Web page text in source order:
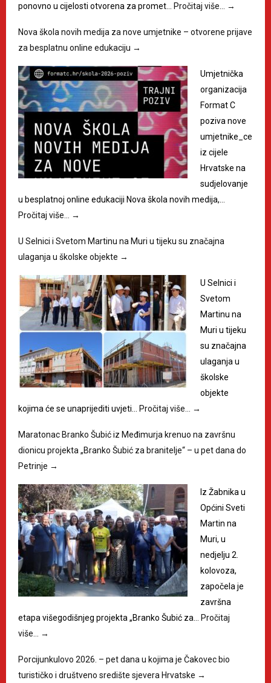
ponovno u cijelosti otvorena za promet…
Pročitaj više… →
Nova škola novih medija za nove umjetnike – otvorene prijave
za besplatnu online edukaciju →
Umjetnička
organizacija
Format C
poziva nove
umjetnike_ce
iz cijele
Hrvatske na
sudjelovanje
u besplatnoj online edukaciji Nova škola novih medija,…
Pročitaj više…
→
U Selnici i Svetom Martinu na Muri u tijeku su značajna
ulaganja u školske objekte →
U Selnici i
Svetom
Martinu na
Muri u tijeku
su značajna
ulaganja u
školske
objekte
kojima će se unaprijediti uvjeti…
Pročitaj više… →
Maratonac Branko Šubić iz Međimurja krenuo na završnu
dionicu projekta „Branko Šubić za branitelje“ – u pet dana do
Petrinje →
Iz Žabnika u
Općini Sveti
Martin na
Muri, u
nedjelju 2.
kolovoza,
započela je
završna
etapa višegodišnjeg projekta „Branko Šubić za…
Pročitaj
više…
→
Porcijunkulovo 2026. – pet dana u kojima je Čakovec bio
turističko i društveno središte sjevera Hrvatske →